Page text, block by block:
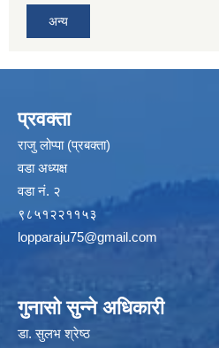
अन्य
प्रवक्ता
राजु लोप्पा (प्रबक्ता)
वडा अध्यक्ष
वडा नं. २
९८५१२२११५३
lopparaju75@gmail.com
गुनासो सुन्ने अधिकारी
डा. सुलभ श्रेष्ठ